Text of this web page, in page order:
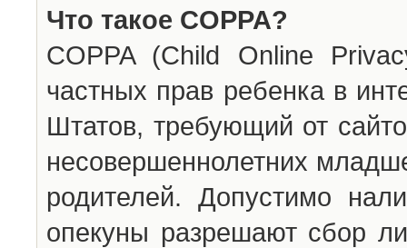
Что такое COPPA?
COPPA (Child Online
частных прав ребенка в
Штатов, требующий от
несовершеннолетних
родителей. Допустимо
опекуны разрешают сбор